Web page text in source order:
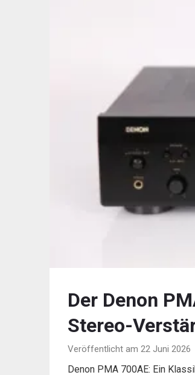
Der Denon
Stereo-
Veröffentlicht am 22 Juni 2026
Denon PMA 700AE: Ein